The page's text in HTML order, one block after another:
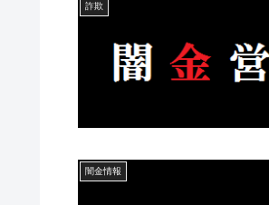
詐欺
闇金情報